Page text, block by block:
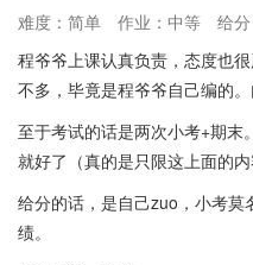
难度：简单
作业：中等 给
程爷爷上课认真负责，态度也
不多，毕竟是程爷爷自己编的。
至于考试的话是两次小考+期末
就好了（真的是只限这上面的内
给分的话，是自己zuo，小考
绩。